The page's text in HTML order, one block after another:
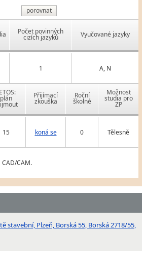
porovnat
Počet povinných
cizích jazyků Vyučované jazyky
1 A, N
plán Přijímací
zkouška
Roční
školné
Možnost
studia pro
ZP
15 koná se 0 Tělesně
CAD/CAM.
stavební, Plzeň, Borská 55, Borská 2718/55,